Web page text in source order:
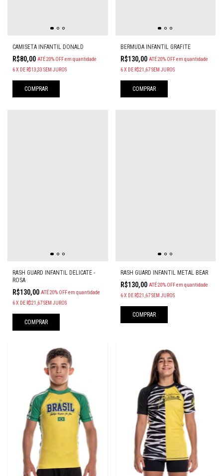
CAMISETA INFANTIL DONALD
R$80,00 ATÉ 20% OFFem quantidade
6X DE R$13,33 SEM JUROS
COMPRAR
BERMUDA INFANTIL GRAFITE
R$130,00 ATÉ 20% OFF em quantidade
6 X DE R$21,67 SEM JUROS
COMPRAR
RASH GUARD INFANTIL DELICATE -
ROSA
R$130,00 ATÉ 20% OFFem quantidade
6X DE R$21,67SEM JUROS
COMPRAR
RASH GUARD INFANTIL METAL BEAR
R$130,00 ATÉ 20% OFF em quantidade
6 X DE R$21,67 SEM JUROS
COMPRAR